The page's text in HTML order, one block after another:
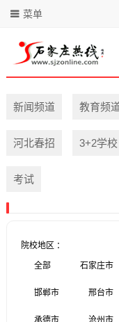
菜单
新闻频道 教育频
河北春招 3+2学校
考试
院校地区 ：
全部 石家庄市
邯郸市 邢台市
承德市 沧州市